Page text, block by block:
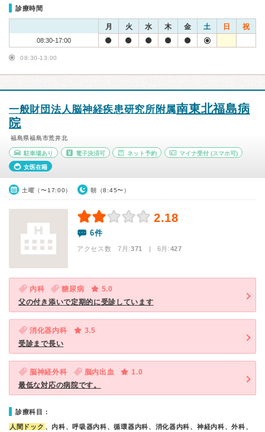
診療時間
月 火 水 木 金 土 日 祝
08:30-17:00
08:30-13:00
一般財団法人脳神経疾患研究所附属南東北福島病
院
福島県福島市荒井北
駐車場あり 電子決済可 ネット予約 マイナ受付 (スマホ可)
女医在籍
土曜（〜17:00） 朝（8:45〜）
2.18
6件
アクセス数 7月:371 | 6月:427
内科 糖尿病
5.0
父の付き添いで定期的に受診しています
消化器内科
3.5
受診まで長い
脳神経外科 脳内出血
1.0
最低な対応の病院です。
診療科目：
人間ドック 、内科、呼吸器内科、循環器内科、消化器内科、神経内科、外科、